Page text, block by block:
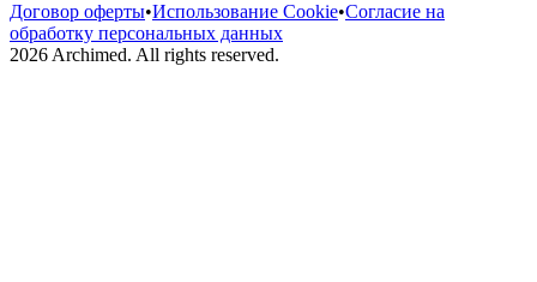
Договор оферты•Использование Cookie•Согласие на
обработку персональных данных
2026Archimed. All rights reserved.